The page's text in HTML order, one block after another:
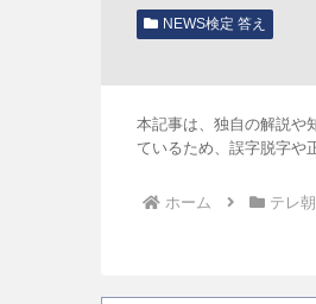
NEWS検定 答え
本記事は、独自の解説や
ているため、誤字脱字や
ホーム テレ